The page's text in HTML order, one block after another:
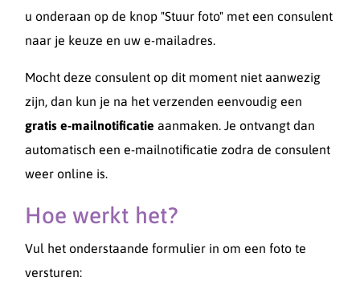
u onderaan op de knop "Stuur foto" met een consulent
naar je keuze en uw e-mailadres.
Mocht deze consulent op dit moment niet aanwezig
zijn, dan kun je na het verzenden eenvoudig een
gratis e-mailnotificatie aanmaken. Je ontvangt dan
automatisch een e-mailnotificatie zodra de consulent
weer online is.
Hoe werkt het?
Vul het onderstaande formulier in om een foto te
versturen: